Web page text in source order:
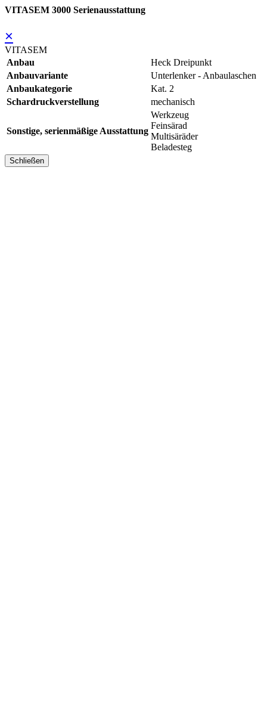
VITASEM 3000 Serienausstattung
×
VITASEM
Anbau
Heck Dreipunkt
Anbauvariante
Unterlenker - Anbaulaschen
Anbaukategorie
Kat. 2
Schardruckverstellung
mechanisch
Sonstige, serienmäßige Ausstattung
Werkzeug
Feinsärad
Multisäräder
Beladesteg
Schließen